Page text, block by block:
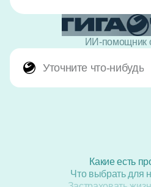
ИИ-помощник
Уточните что-нибудь
Какие есть
Что выбрать для